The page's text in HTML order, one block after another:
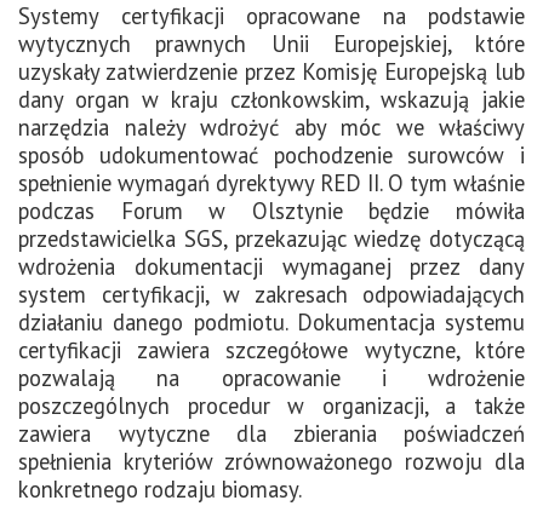
Systemy certyfikacji opracowane na podstawie
wytycznych prawnych Unii Europejskiej, które
uzyskały zatwierdzenie przez Komisję Europejską lub
dany organ w kraju członkowskim, wskazują jakie
narzędzia należy wdrożyć aby móc we właściwy
sposób udokumentować pochodzenie surowców i
spełnienie wymagań dyrektywy RED II. O tym właśnie
podczas Forum w Olsztynie będzie mówiła
przedstawicielka SGS, przekazując wiedzę dotyczącą
wdrożenia dokumentacji wymaganej przez dany
system certyfikacji, w zakresach odpowiadających
działaniu danego podmiotu. Dokumentacja systemu
certyfikacji zawiera szczegółowe wytyczne, które
pozwalają na opracowanie i wdrożenie
poszczególnych procedur w organizacji, a także
zawiera wytyczne dla zbierania poświadczeń
spełnienia kryteriów zrównoważonego rozwoju dla
konkretnego rodzaju biomasy.